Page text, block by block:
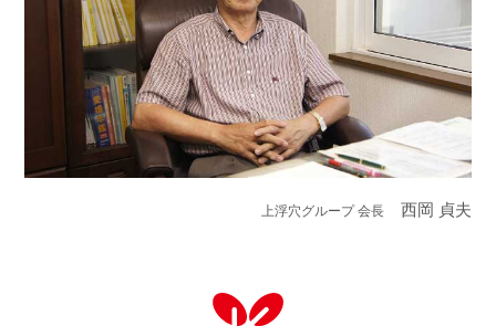
上浮穴グループ 会長西岡 貞夫